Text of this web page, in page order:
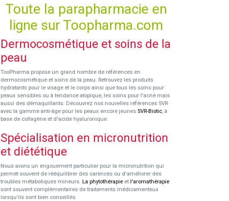
Toute la parapharmacie en
ligne sur Toopharma.com
Dermocosmétique et soins de la
peau
TooPharma propose un grand nombre de références en
dermocosmétique et soins de la peau. Retrouvez les produits
hydratants pour le visage et le corps ainsi que tous les soins pour
peaux sensibles ou à tendance atopique, les soins pour l'acné mais
aussi des démaquillants. Découvrez nos nouvelles références SVR
avec la gamme anti-âge pour les peaux encore jeunes SVR-Biotic, à
base de collagène et d'acide hyaluronique.
Spécialisation en micronutrition
et diététique
Nous avons un engouement particulier pour la micronutrition qui
permet souvent de rééquilibrer des carences ou d'améliorer des
troubles métaboliques mineurs. La phytothérapie et l'aromathérapie
sont souvent complémentaires de traitements médicamenteux
lorsqu'ils sont bien conseillés.